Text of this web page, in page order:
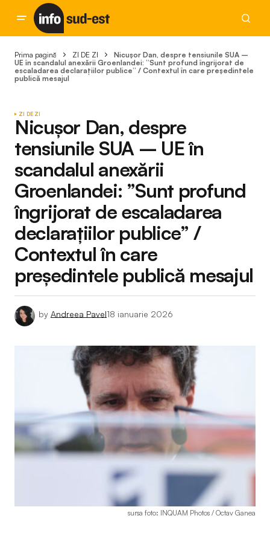
Prima pagină ZI DE ZI
Nicușor Dan, despre tensiunile SUA –
UE în scandalul anexării Groenlandei: ”Sunt profund îngrijorat de
escaladarea declarațiilor publice” / Contextul în care președintele
publică mesajul
ZI DE ZI
Nicușor Dan, despre
tensiunile SUA – UE în
scandalul anexării
Groenlandei: ”Sunt profund
îngrijorat de escaladarea
declarațiilor publice” /
Contextul în care
președintele publică mesajul
by Andreea Pavel18 ianuarie 2026
sursa foto: INQUAM Photos / Octav Ganea